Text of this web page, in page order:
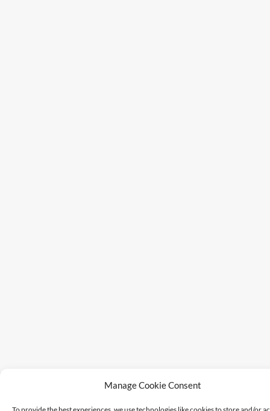
Manage Cookie Consent